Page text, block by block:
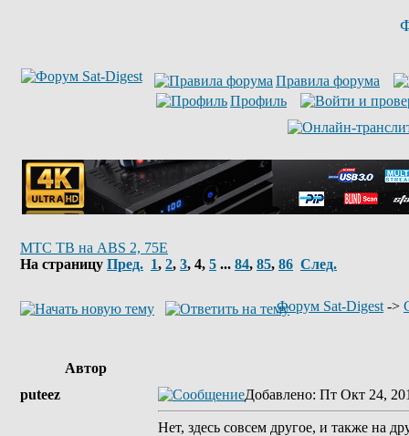
Правила форума
Профиль
МТС ТВ на ABS 2, 75E
На страницу Пред. 1, 2, 3, 4, 5 ... 84, 85, 86 След.
Форум Sat-Digest ->
Автор
puteez
Добавлено: Пт Окт 24,
Нет, здесь совсем другое, и также на